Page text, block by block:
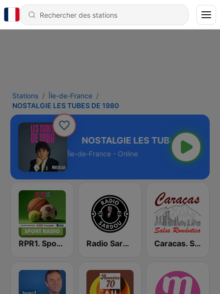
Stations
Île-de-France
NOSTALGIE LES TUBES DE 1980
DE 1980
Île-de-France - Online
RPR1. Sport Radio Radio Sardou Caracas. Salsa Romántica